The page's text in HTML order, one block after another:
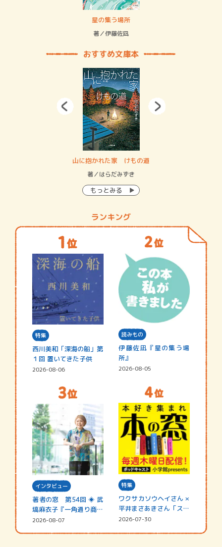
星の集う場所
著／伊藤佐凪
おすすめ文庫本
山に抱かれた家 けもの道
著／はらだみずき
もっとみる
ランキング
特集
西川美和「深海の船」第
１回 置いてきた子供
2026-08-06
読みもの
伊藤佐凪『星の集う場
所』
2026-08-05
インタビュー
著者の窓 第54回 ◈ 武
塙麻衣子『一角通り商店
街の…
2026-08-07
特集
ワクサカソウヘイさん ×
平井まさあきさん「スペ
シャ…
2026-07-30